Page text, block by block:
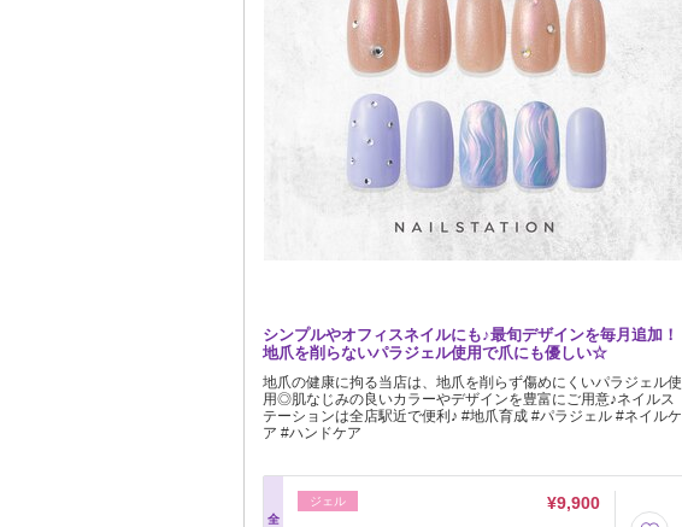
シンプルやオフィスネイルにも♪最旬デザインを毎月追加！
地爪を削らないパラジェル使用で爪にも優しい☆
地爪の健康に拘る当店は、地爪を削らず傷めにくいパラジェル使
用◎肌なじみの良いカラーやデザインを豊富にご用意♪ネイルス
テーションは全店駅近で便利♪ #地爪育成 #パラジェル #ネイルケ
ア #ハンドケア
全
ジェル ¥9,900